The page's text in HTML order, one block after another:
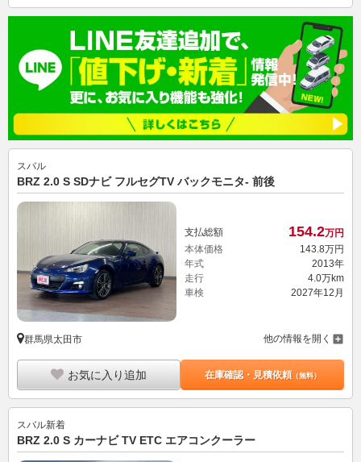
スバル
BRZ 2.0 S SDナビ フルセグTV バックモニタ- 前後
支払総額 154.2万円
本体価格
143.8万円
年式
2013年
走行
4.0万km
車検
2027年12月
群馬県太田市 他の情報を開く
お気に入り追加 在庫確認・見積依頼（無料）
スバル新着
BRZ 2.0 S カーナビ TV ETC エアコンクーラー